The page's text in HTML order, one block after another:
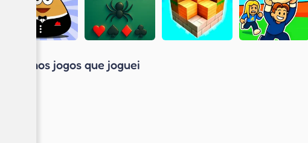
Últimos jogos que joguei